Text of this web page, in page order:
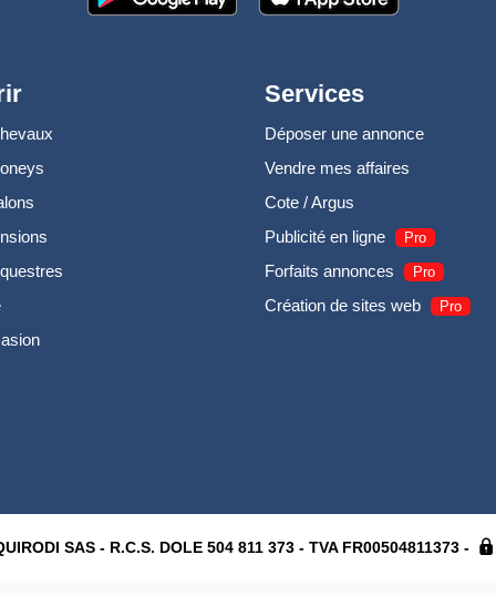
Services
Déposer une annonce
Vendre mes affaires
Cote / Argus
Publicité en ligne
Pro
Forfaits annonces Pro
Création de sites web Pro
SAS - R.C.S. DOLE 504 811 373 - TVA FR00504811373 -